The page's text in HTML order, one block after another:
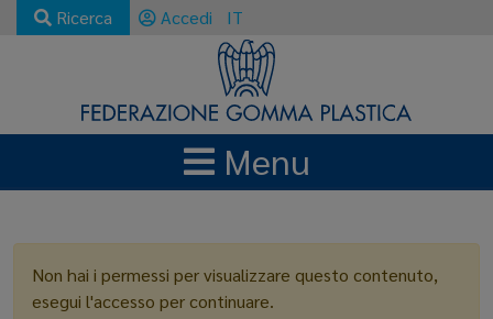
Ricerca Accedi IT
Menu
Non hai i permessi per visualizzare questo contenuto,
esegui l'accesso per continuare.